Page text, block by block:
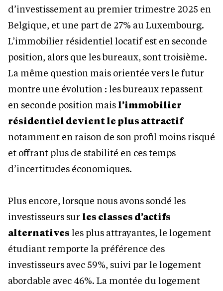
d’investissement au premier trimestre 2025 en
Belgique, et une part de 27% au Luxembourg.
L’immobilier résidentiel locatif est en seconde
position, alors que les bureaux, sont troisième.
La même question mais orientée vers le futur
montre une évolution : les bureaux repassent
en seconde position mais l’immobilier
résidentiel devient le plus attractif
notamment en raison de son profil moins risqué
et offrant plus de stabilité en ces temps
d’incertitudes économiques.
Plus encore, lorsque nous avons sondé les
investisseurs sur les classes d’actifs
alternatives les plus attrayantes, le logement
étudiant remporte la préférence des
investisseurs avec 59%, suivi par le logement
abordable avec 46%. La montée du logement